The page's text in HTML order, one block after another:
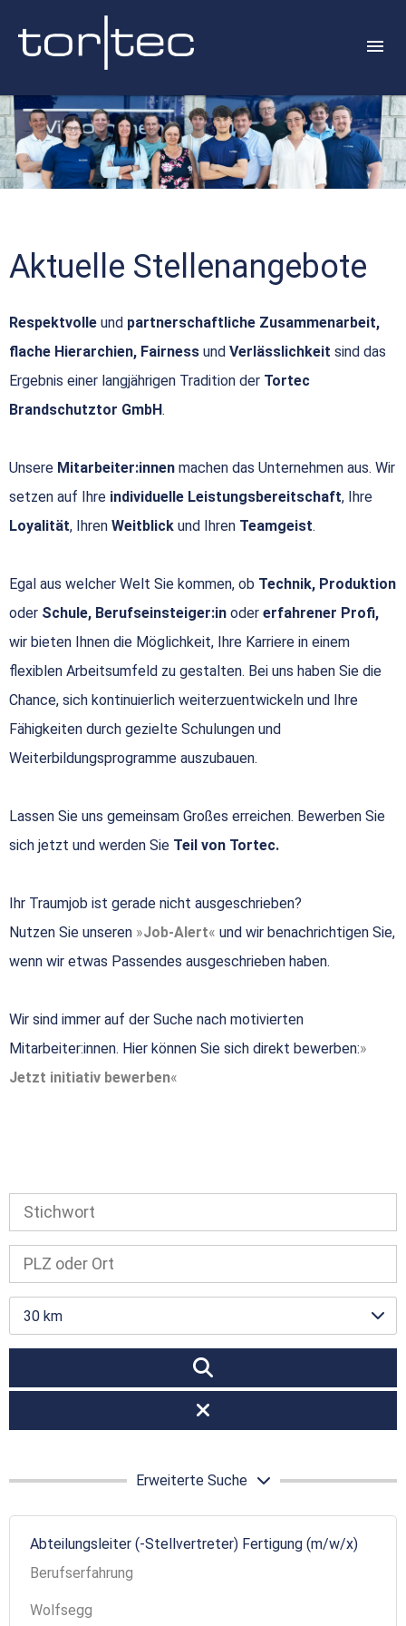
Aktuelle Stellenangebote
Respektvolle und partnerschaftliche Zusammenarbeit,
flache Hierarchien, Fairness und Verlässlichkeit sind das
Ergebnis einer langjährigen Tradition der Tortec
Brandschutztor GmbH.
Unsere Mitarbeiter:innen machen das Unternehmen aus. Wir
setzen auf Ihre individuelle Leistungsbereitschaft, Ihre
Loyalität, Ihren Weitblick und Ihren Teamgeist.
Egal aus welcher Welt Sie kommen, ob Technik, Produktion
oder Schule, Berufseinsteiger:in oder erfahrener Profi,
wir bieten Ihnen die Möglichkeit, Ihre Karriere in einem
flexiblen Arbeitsumfeld zu gestalten. Bei uns haben Sie die
Chance, sich kontinuierlich weiterzuentwickeln und Ihre
Fähigkeiten durch gezielte Schulungen und
Weiterbildungsprogramme auszubauen.
Lassen Sie uns gemeinsam Großes erreichen. Bewerben Sie
sich jetzt und werden Sie Teil von Tortec.
Ihr Traumjob ist gerade nicht ausgeschrieben?
Nutzen Sie unseren
Job-Alert
und wir benachrichtigen Sie,
wenn wir etwas Passendes ausgeschrieben haben.
Wir sind immer auf der Suche nach motivierten
Mitarbeiter:innen. Hier können Sie sich direkt bewerben:
Jetzt initiativ bewerben
30 km
Erweiterte Suche
Abteilungsleiter (-Stellvertreter) Fertigung (m/w/x)
Berufserfahrung
Wolfsegg